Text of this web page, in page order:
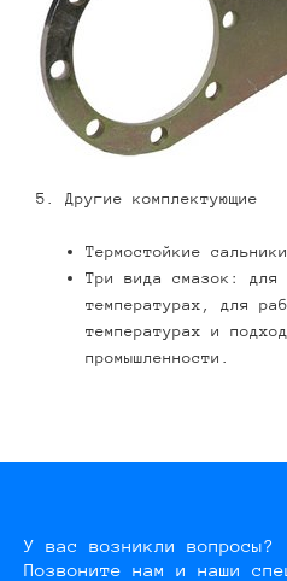
5. Другие комплектующие
Термостойкие сальники
Три вида смазок: для
температурах, для
температурах и
промышленности.
У вас возникли вопросы?
Позвоните нам и наши